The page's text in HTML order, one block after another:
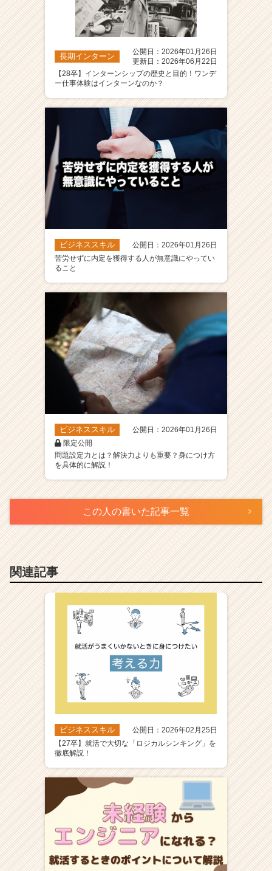
長期インターン
公開日：2026年01月26日
更新日：2026年06月22日
【28卒】インターンシップの歴史と目的！ワンデ
ー仕事体験はインターンなのか？
ビジネススキル
公開日：2026年01月26日
苦労せずに内定を獲得する人が無意識にやってい
ること
ビジネススキル
公開日：2026年01月26日
限定公開
問題設定力とは？解決力よりも重要？身につけ方
を具体的に解説！
この人の書いた記事一覧
関連記事
ビジネススキル
公開日：2026年02月25日
【27卒】就活で大切な「ロジカルシンキング」を
徹底解説！